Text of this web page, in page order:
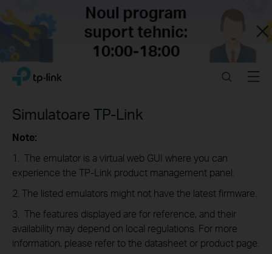
Close
Click
navigation
TP-Link, Reliably Smart SearchMenu
Simulatoare TP-Link
Note:
1. The emulator is a virtual web GUI where you can
experience the TP-Link product management panel.
2. The listed emulators might not have the latest firmware.
3. The features displayed are for reference, and their
availability may depend on local regulations. For more
information, please refer to the datasheet or product page.